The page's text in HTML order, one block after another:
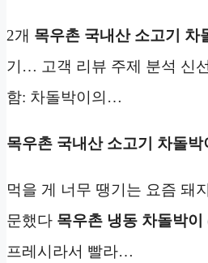
2개 목우촌 국내산 소고기 차
기… 고객 리뷰 주제 분석 신
함: 차돌박이의…
목우촌 국내산 소고기 차돌박
먹을 게 너무 땡기는 요즘 돼
문했다 목우촌 냉동 차돌박이
프레시라서 빨라…